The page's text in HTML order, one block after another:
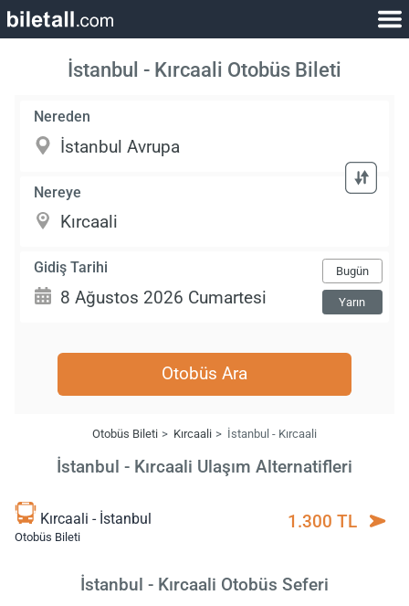
İstanbul - Kırcaali Otobüs Bileti
Nereden
Nereye
Gidiş Tarihi Bugün
Yarın
Otobüs Ara
Otobüs Bileti Kırcaali İstanbul - Kırcaali
İstanbul - Kırcaali Ulaşım Alternatifleri
Kırcaali - İstanbul
Otobüs Bileti
1.300 TL
İstanbul - Kırcaali Otobüs Seferi